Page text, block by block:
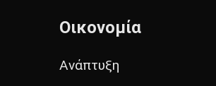
Οικονομία
Ανάπτυξη